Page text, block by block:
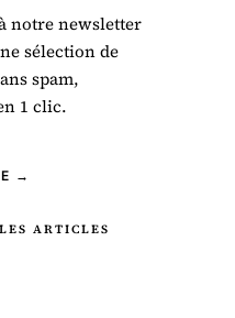
notre newsletter
sélection de
spam,
1 clic.
→
ARTICLES